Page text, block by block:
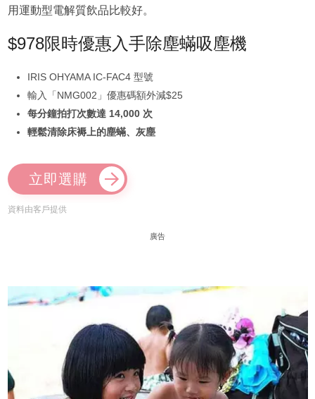
用運動型電解質飲品比較好。
$978限時優惠入手除塵蟎吸塵機
IRIS OHYAMA IC-FAC4 型號
輸入「NMG002」優惠碼額外減$25
每分鐘拍打次數達 14,000 次
輕鬆清除床褥上的塵蟎、灰塵
立即選購
資料由客戶提供
廣告